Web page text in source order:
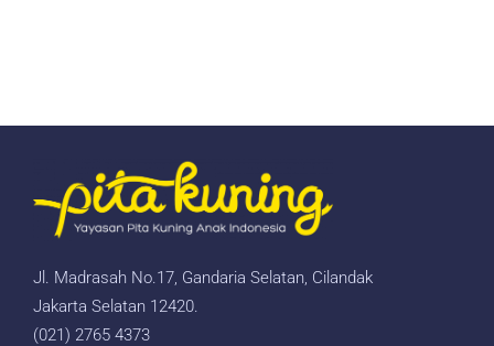
Jl. Madrasah No.17, Gandaria Selatan, Cilandak
Jakarta Selatan 12420.
(021) 2765 4373